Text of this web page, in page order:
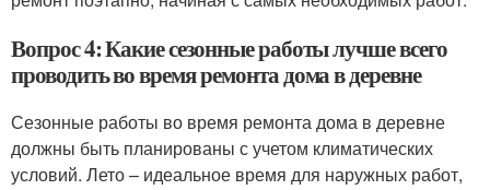
Вопрос 4: Какие сезонные работы лучше всего
проводить во время ремонта дома в деревне
Сезонные работы во время ремонта дома в деревне
должны быть планированы с учетом климатических
условий. Лето – идеальное время для наружных работ,